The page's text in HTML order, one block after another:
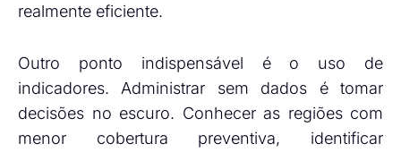
realmente eficiente.
Outro ponto indispensável é o uso de
indicadores. Administrar sem dados é tomar
decisões no escuro. Conhecer as regiões com
menor cobertura preventiva, identificar